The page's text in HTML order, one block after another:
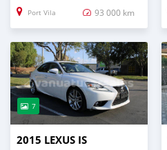
Port Vila 93 000 km
7
2015 LEXUS IS